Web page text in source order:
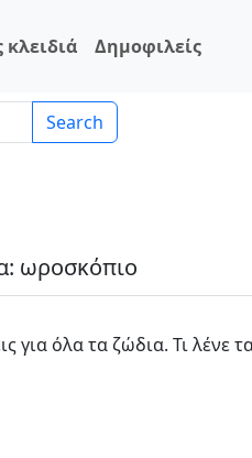
κλειδιά Δημοφιλείς
Search
ωροσκόπιο
για όλα τα ζώδια. Τι λένε